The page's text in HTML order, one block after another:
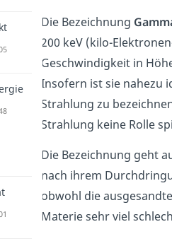
Die Bezeichnung
200 keV (kilo-
Geschwindigkeit in
Insofern ist sie nahezu
Strahlung zu
Strahlung keine Rolle
Die Bezeichnung geht
nach ihrem
obwohl die
Materie sehr viel